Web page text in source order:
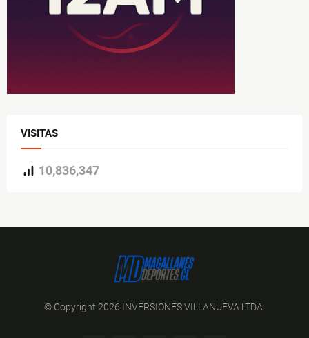
VISITAS
10,836,347
© Copyright 2026 INVERSIONES VILLANUEVA LTDA.